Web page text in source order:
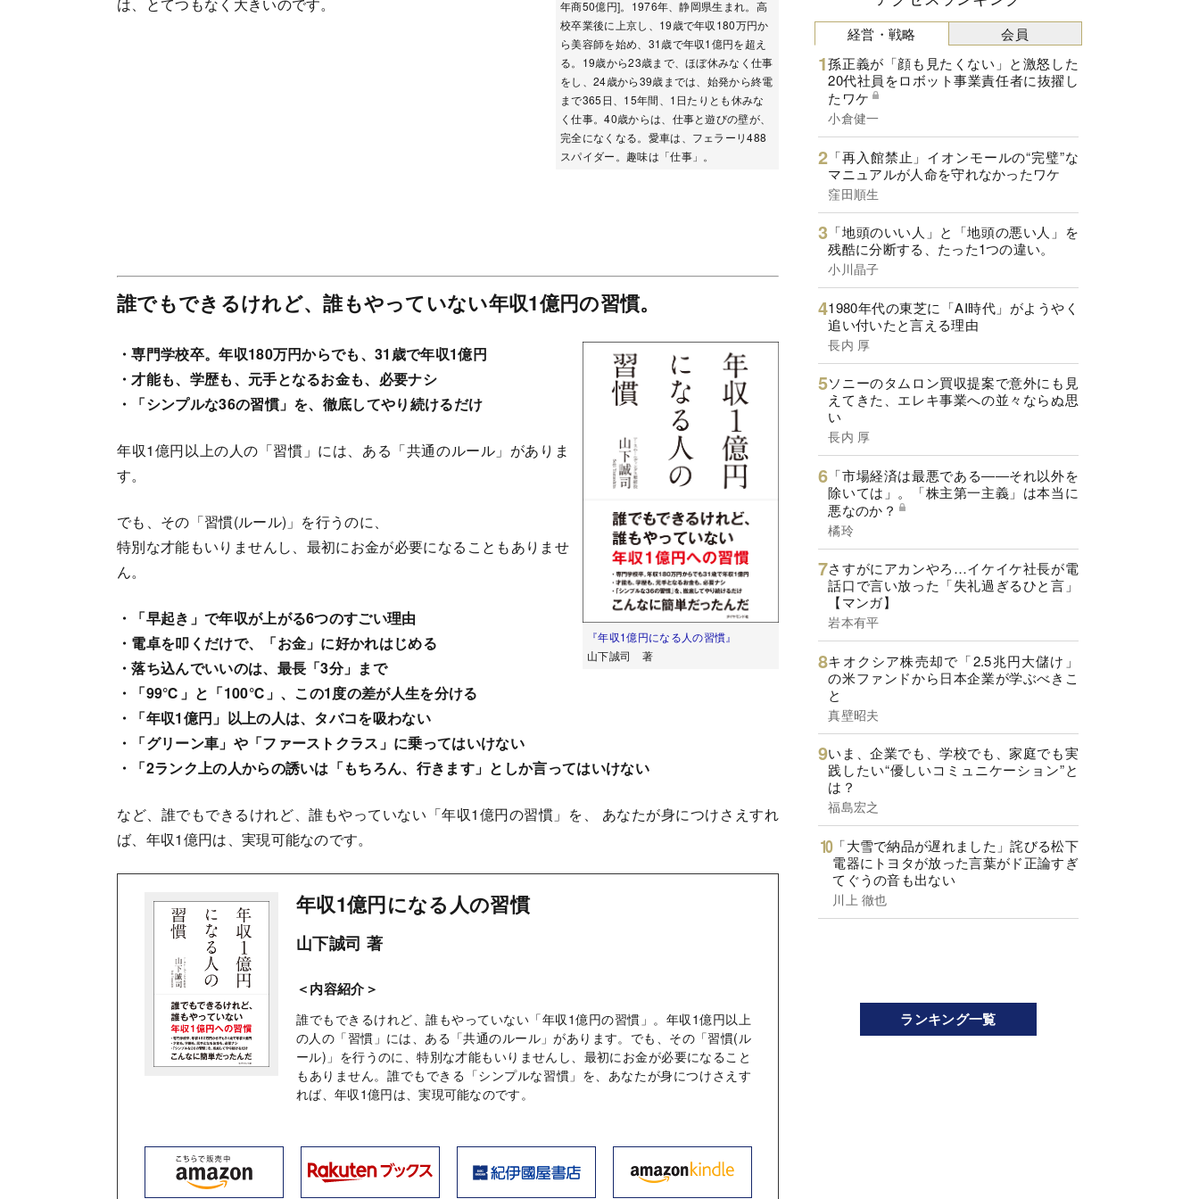
年商50億円]。1976年、静岡県生まれ。高
校卒業後に上京し、19歳で年収180万円か
ら美容師を始め、31歳で年収1億円を超え
る。19歳から23歳まで、ほぼ休みなく仕事
をし、24歳から39歳までは、始発から終電
まで365日、15年間、1日たりとも休みな
く仕事。40歳からは、仕事と遊びの壁が、
完全になくなる。愛車は、フェラーリ488
スパイダー。趣味は「仕事」。
誰でもできるけれど、誰もやっていない年収1億円の習慣。
『年収1億円になる人の習慣』
山下誠司 著
・専門学校卒。年収180万円からでも、31歳で年収1億円
・才能も、学歴も、元手となるお金も、必要ナシ
・「シンプルな36の習慣」を、徹底してやり続けるだけ
年収1億円以上の人の「習慣」には、ある「共通のルール」がありま
す。
でも、その「習慣(ルール)」を行うのに、
特別な才能もいりませんし、最初にお金が必要になることもありませ
ん。
・「早起き」で年収が上がる6つのすごい理由
・電卓を叩くだけで、「お金」に好かれはじめる
・落ち込んでいいのは、最長「3分」まで
・「99℃」と「100℃」、この1度の差が人生を分ける
・「年収1億円」以上の人は、タバコを吸わない
・「グリーン車」や「ファーストクラス」に乗ってはいけない
・「2ランク上の人からの誘いは「もちろん、行きます」としか言ってはいけない
など、誰でもできるけれど、誰もやっていない「年収1億円の習慣」を、 あなたが身につけさえすれ
ば、年収1億円は、実現可能なのです。
年収1億円になる人の習慣
山下誠司 著
＜内容紹介＞
誰でもできるけれど、誰もやっていない「年収1億円の習慣」。年収1億円以上
の人の「習慣」には、ある「共通のルール」があります。でも、その「習慣(ル
ール)」を行うのに、特別な才能もいりませんし、最初にお金が必要になること
もありません。誰でもできる「シンプルな習慣」を、あなたが身につけさえす
れば、年収1億円は、実現可能なのです。
経営・戦略
孫正義が「顔も見たくない」と激怒した
20代社員をロボット事業責任者に抜擢し
たワケ
小倉健一
「再入館禁止」イオンモールの“完璧”な
マニュアルが人命を守れなかったワケ
窪田順生
「地頭のいい人」と「地頭の悪い人」を
残酷に分断する、たった1つの違い。
小川晶子
1980年代の東芝に「AI時代」がようやく
追い付いたと言える理由
長内 厚
ソニーのタムロン買収提案で意外にも見
えてきた、エレキ事業への並々ならぬ思
い
長内 厚
「市場経済は最悪である――それ以外を
除いては」。「株主第一主義」は本当に
悪なのか？
橘玲
さすがにアカンやろ…イケイケ社長が電
話口で言い放った「失礼過ぎるひと言」
【マンガ】
岩本有平
キオクシア株売却で「2.5兆円大儲け」
の米ファンドから日本企業が学ぶべきこ
と
真壁昭夫
いま、企業でも、学校でも、家庭でも実
践したい“優しいコミュニケーション”と
は？
福島宏之
「大雪で納品が遅れました」詫びる松下
電器にトヨタが放った言葉がド正論すぎ
てぐうの音も出ない
川上 徹也
会員
ランキング一覧